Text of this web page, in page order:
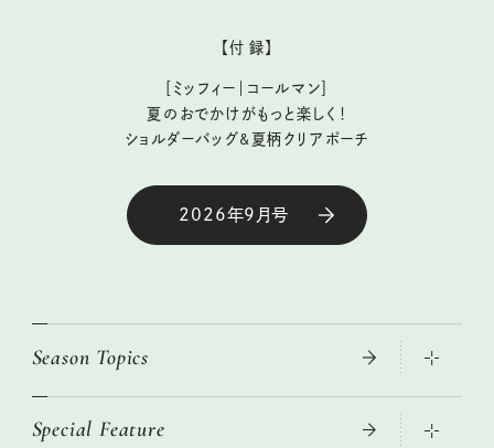
【付 録】
［ミッフィー｜コールマン］
夏のおでかけがもっと楽しく！
ショルダーバッグ&夏柄クリアポーチ
2026年9月号
Season Topics
真夏のひんやりグッズ 2026
Special Feature